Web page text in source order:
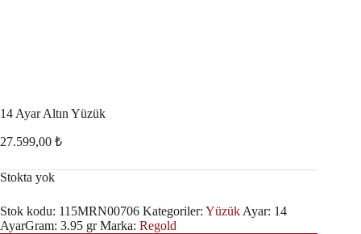
14 Ayar Altın Yüzük
27.599,00 ₺
Stokta yok
Stok kodu: 115MRN00706 Kategoriler: Yüzük Ayar: 14
AyarGram: 3.95 gr Marka: Regold